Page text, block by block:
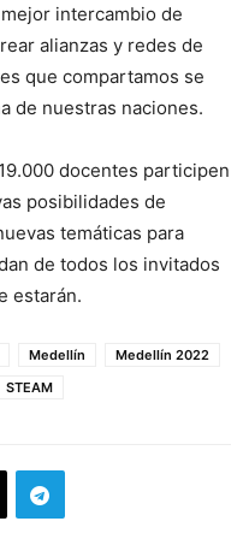
intercambio de
alianzas y redes de
que compartamos se
de nuestras naciones.
docentes participen
posibilidades de
temáticas para
de todos los invitados
estarán.
Medellín
Medellín 2022
STEAM